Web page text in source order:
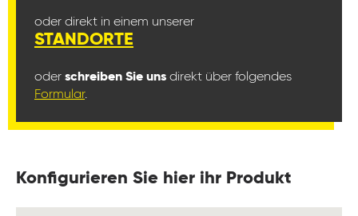
oder direkt in einem unserer
STANDORTE
oder schreiben Sie uns direkt über folgendes
Formular.
Konfigurieren Sie hier ihr Produkt